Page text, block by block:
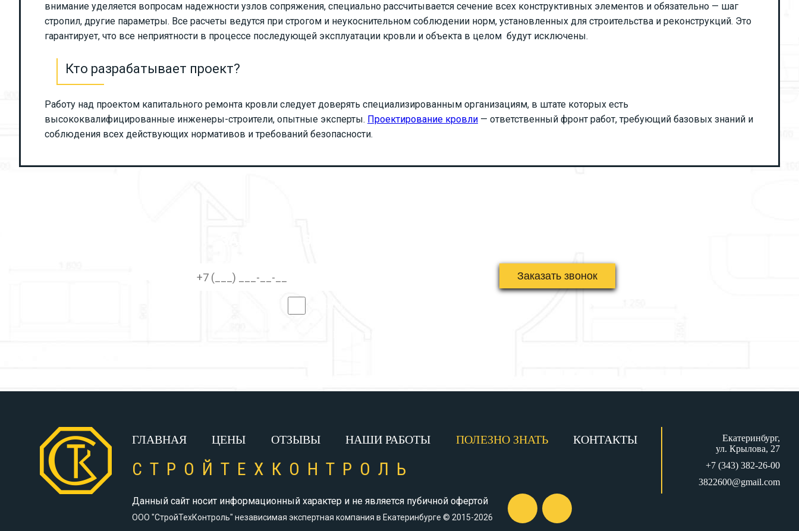
внимание уделяется вопросам надежности узлов сопряжения, специально рассчитывается сечение всех конструктивных элементов и обязательно — шаг
стропил, другие параметры. Все расчеты ведутся при строгом и неукоснительном соблюдении норм, установленных для строительства и реконструкций. Это
гарантирует, что все неприятности в процессе последующей эксплуатации кровли и объекта в целом будут исключены.
Кто разрабатывает проект?
Работу над проектом капитального ремонта кровли следует доверять специализированным организациям, в штате которых есть
высококвалифицированные инженеры-строители, опытные эксперты. Проектирование кровли — ответственный фронт работ, требующий базовых знаний и
соблюдения всех действующих нормативов и требований безопасности.
ГЛАВНАЯ ЦЕНЫ ОТЗЫВЫ НАШИ РАБОТЫ ПОЛЕЗНО ЗНАТЬ КОНТАКТЫ
СТРОЙТЕХКОНТРОЛЬ
Екатеринбург,
ул. Крылова, 27
+7 (343) 382-26-00
3822600@gmail.com
Данный сайт носит информационный характер и не является пубичной офертой
ООО "СтройТехКонтроль" независимая экспертная компания в Екатеринбурге © 2015-2026